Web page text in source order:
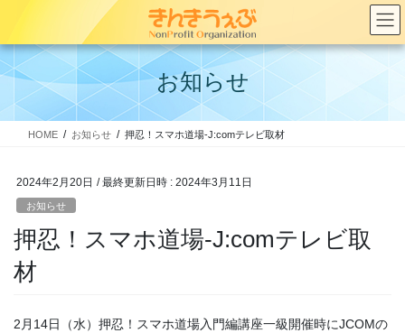
テ
ン
へ
ス
ゲ
ー
ョ
ン
お知らせ
HOME お知らせ 押忍！スマホ道場-J:comテレビ取材
2024年2月20日 / 最終更新日時 : 2024年3月11日
お知らせ
押忍！スマホ道場-J:comテレビ取
材
2月14日（水）押忍！スマホ道場入門編講座一級開催時にJCOMの